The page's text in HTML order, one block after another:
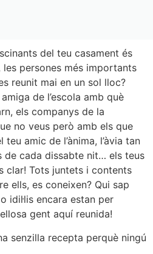
del teu casament és
persones més importants
reunit mai en un sol lloc?
de l’escola amb què
els companys de la
no veus però amb els que
amic de l’ànima, l’àvia tan
de cada dissabte nit… els teus
clar! Tots juntets i contents
ells, es coneixen? Qui sap
idil·lis encara estan per
gent aquí reunida!
senzilla recepta perquè ningú